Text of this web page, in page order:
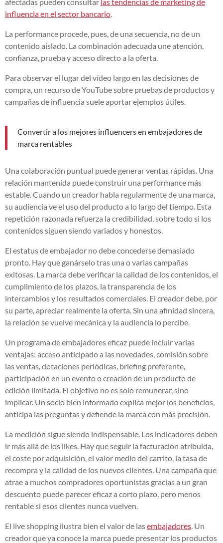
influencia en el sector bancario
La performance procede, pues, de una secuencia, no de un
contenido aislado. La combinación adecuada une atención,
confianza, prueba y acceso directo a la oferta.
Para observar el lugar del vídeo largo en las decisiones de
compra, un recurso de YouTube sobre pruebas de productos y
campañas de influencia suele aportar ejemplos útiles.
Convertir a los mejores influencers en embajadores de
marca rentables
Una colaboración puntual puede generar ventas rápidas. Una
relación mantenida puede construir una performance más
estable. Cuando un creador habla regularmente de una marca,
su audiencia ve el uso del producto a lo largo del tiempo. Esta
repetición razonada refuerza la credibilidad, sobre todo si los
contenidos siguen siendo variados y honestos.
El estatus de embajador no debe concederse demasiado
pronto. Hay que ganárselo tras una o varias campañas
exitosas. La marca debe verificar la calidad de los contenidos, el
cumplimiento de los plazos, la transparencia de los
intercambios y los resultados comerciales. El creador debe, por
su parte, apreciar realmente la oferta. Sin una afinidad sincera,
la relación se vuelve mecánica y la audiencia lo percibe.
Un programa de embajadores eficaz puede incluir varias
ventajas: acceso anticipado a las novedades, comisión sobre
las ventas, dotaciones periódicas, briefing preferente,
participación en un evento o creación de un producto de
edición limitada. El objetivo no es solo remunerar, sino
implicar. Un socio bien informado explica mejor los beneficios,
anticipa las preguntas y defiende la marca con más precisión.
La medición sigue siendo indispensable. Los indicadores deben
ir más allá de los likes. Hay que seguir la facturación atribuida,
el coste por adquisición, el valor medio del carrito, la tasa de
recompra y la calidad de los nuevos clientes. Una campaña que
atrae a muchos compradores oportunistas gracias a un gran
descuento puede parecer eficaz a corto plazo, pero menos
rentable si esos clientes nunca vuelven.
El live shopping ilustra bien el valor de lasembajadores . Un
creador que ya conoce la marca puede presentar los productos